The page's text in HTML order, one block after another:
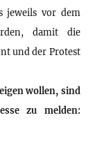
jeweils vor dem
damit die
und der Protest
wollen, sind
zu melden: